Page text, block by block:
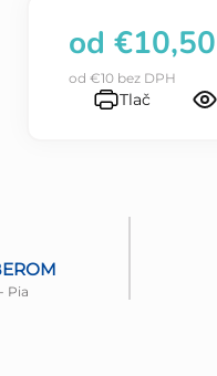
od €10,50
od €10bez DPH
Tlač
Pia